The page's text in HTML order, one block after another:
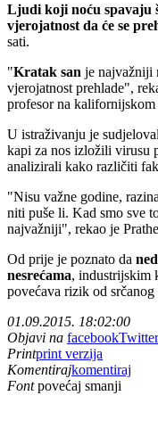
Ljudi koji noću spavaju
vjerojatnost da će se
sati.
"Kratak san je najvažniji
vjerojatnost prehlade",
profesor na
U istraživanju je
kapi za nos izložili virusu
analizirali kako različiti
"Nisu važne godine,
niti puše li. Kad smo sve
najvažniji", rekao je
Od prije je poznato da
nesrećama, industrijskim
povećava rizik od
01.09.2015. 18:02:00
Objavi na facebookTwitter
Printprint verzija
Komentirajkomentiraj
Font povećaj smanji